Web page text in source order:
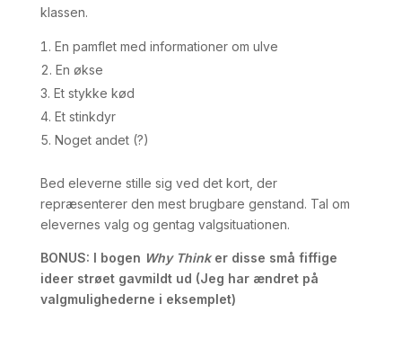
klassen.
En pamflet med informationer om ulve
En økse
Et stykke kød
Et stinkdyr
Noget andet (?)
Bed eleverne stille sig ved det kort, der
repræsenterer den mest brugbare genstand. Tal om
elevernes valg og gentag valgsituationen.
BONUS: I bogen Why Thinker disse små fiffige
ideer strøet gavmildt ud (Jeg har ændret på
valgmulighederne i eksemplet)